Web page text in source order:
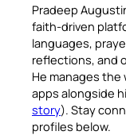
Pradeep
faith-driven
languages,
reflections, and
He manages
apps alongside
story). Stay
profiles below.